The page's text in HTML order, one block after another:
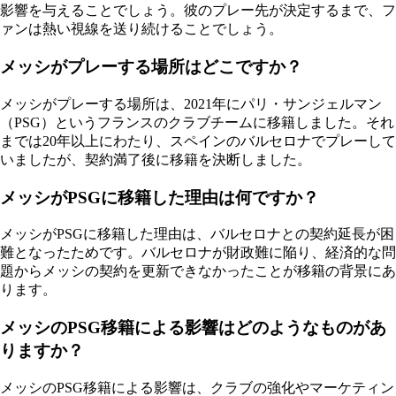
影響を与えることでしょう。彼のプレー先が決定するまで、フ
ァンは熱い視線を送り続けることでしょう。
メッシがプレーする場所はどこですか？
メッシがプレーする場所は、2021年にパリ・サンジェルマン
（PSG）というフランスのクラブチームに移籍しました。それ
までは20年以上にわたり、スペインのバルセロナでプレーして
いましたが、契約満了後に移籍を決断しました。
メッシがPSGに移籍した理由は何ですか？
メッシがPSGに移籍した理由は、バルセロナとの契約延長が困
難となったためです。バルセロナが財政難に陥り、経済的な問
題からメッシの契約を更新できなかったことが移籍の背景にあ
ります。
メッシのPSG移籍による影響はどのようなものがあ
りますか？
メッシのPSG移籍による影響は、クラブの強化やマーケティン